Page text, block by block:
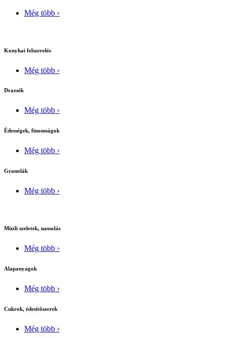
Még több ›
Konyhai felszerelés
Még több ›
Drazsék
Még több ›
Édességek, finomságok
Még több ›
Granolák
Még több ›
Müzli szeletek, nassolás
Még több ›
Alapanyagok
Még több ›
Cukrok, édesítõszerek
Még több ›